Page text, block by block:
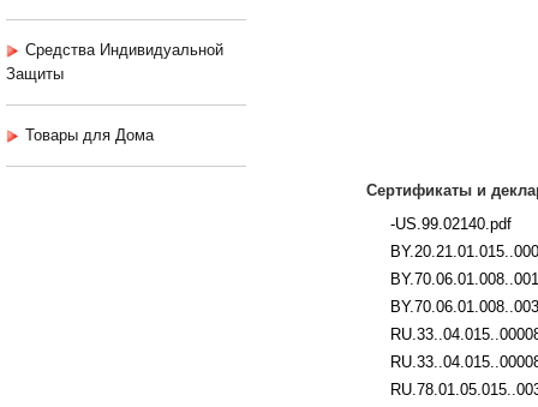
Средства Индивидуальной
Защиты
Товары для Дома
Сертификаты и
-US.99.02140.pdf